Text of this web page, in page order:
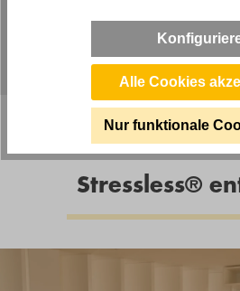
Stressless®
Alle Cookies
Nur funktionale